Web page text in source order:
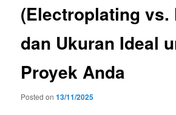
(Electroplating vs.
dan Ukuran Ideal
Proyek Anda
Posted on13/11/2025